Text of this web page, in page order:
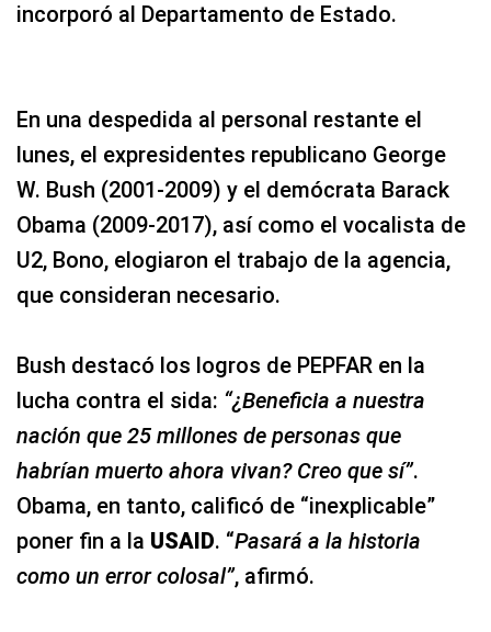
incorporó al Departamento de Estado.
En una despedida al personal restante el
lunes, el expresidentes republicano George
W. Bush (2001-2009) y el demócrata Barack
Obama (2009-2017), así como el vocalista de
U2, Bono, elogiaron el trabajo de la agencia,
que consideran necesario.
Bush destacó los logros de PEPFAR en la
lucha contra el sida: “¿Beneficia a nuestra
nación que 25 millones de personas que
habrían muerto ahora vivan? Creo que sí”.
Obama, en tanto, calificó de “inexplicable”
poner fin a la USAID. “Pasará a la historia
como un error colosal”, afirmó.